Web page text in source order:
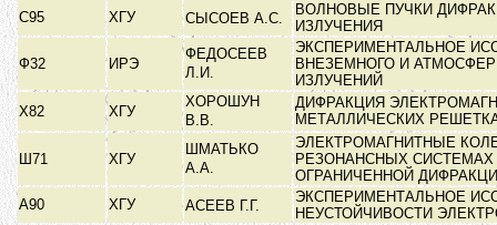
С95
ХГУ СЫСОЕВ А.С.
ВОЛНОВЫЕ ПУЧКИ
ИЗЛУЧЕНИЯ
Ф32 ИРЭ
ФЕДОСЕЕВ
Л.И.
ЭКСПЕРИМЕНТАЛЬНОЕ
ВНЕЗЕМНОГО И
ИЗЛУЧЕНИЙ
Х82
ХГУ
ХОРОШУН
В.В.
ДИФРАКЦИЯ
МЕТАЛЛИЧЕСКИХ
Ш71 ХГУ
ШМАТЬКО
А.А.
ЭЛЕКТРОМАГНИТНЫЕ
РЕЗОНАНСНЫХ СИСТЕМАХ
ОГРАНИЧЕННОЙ
А90
ХГУ АСЕЕВ Г.Г.
ЭКСПЕРИМЕНТАЛЬНОЕ
НЕУСТОЙЧИВОСТИ